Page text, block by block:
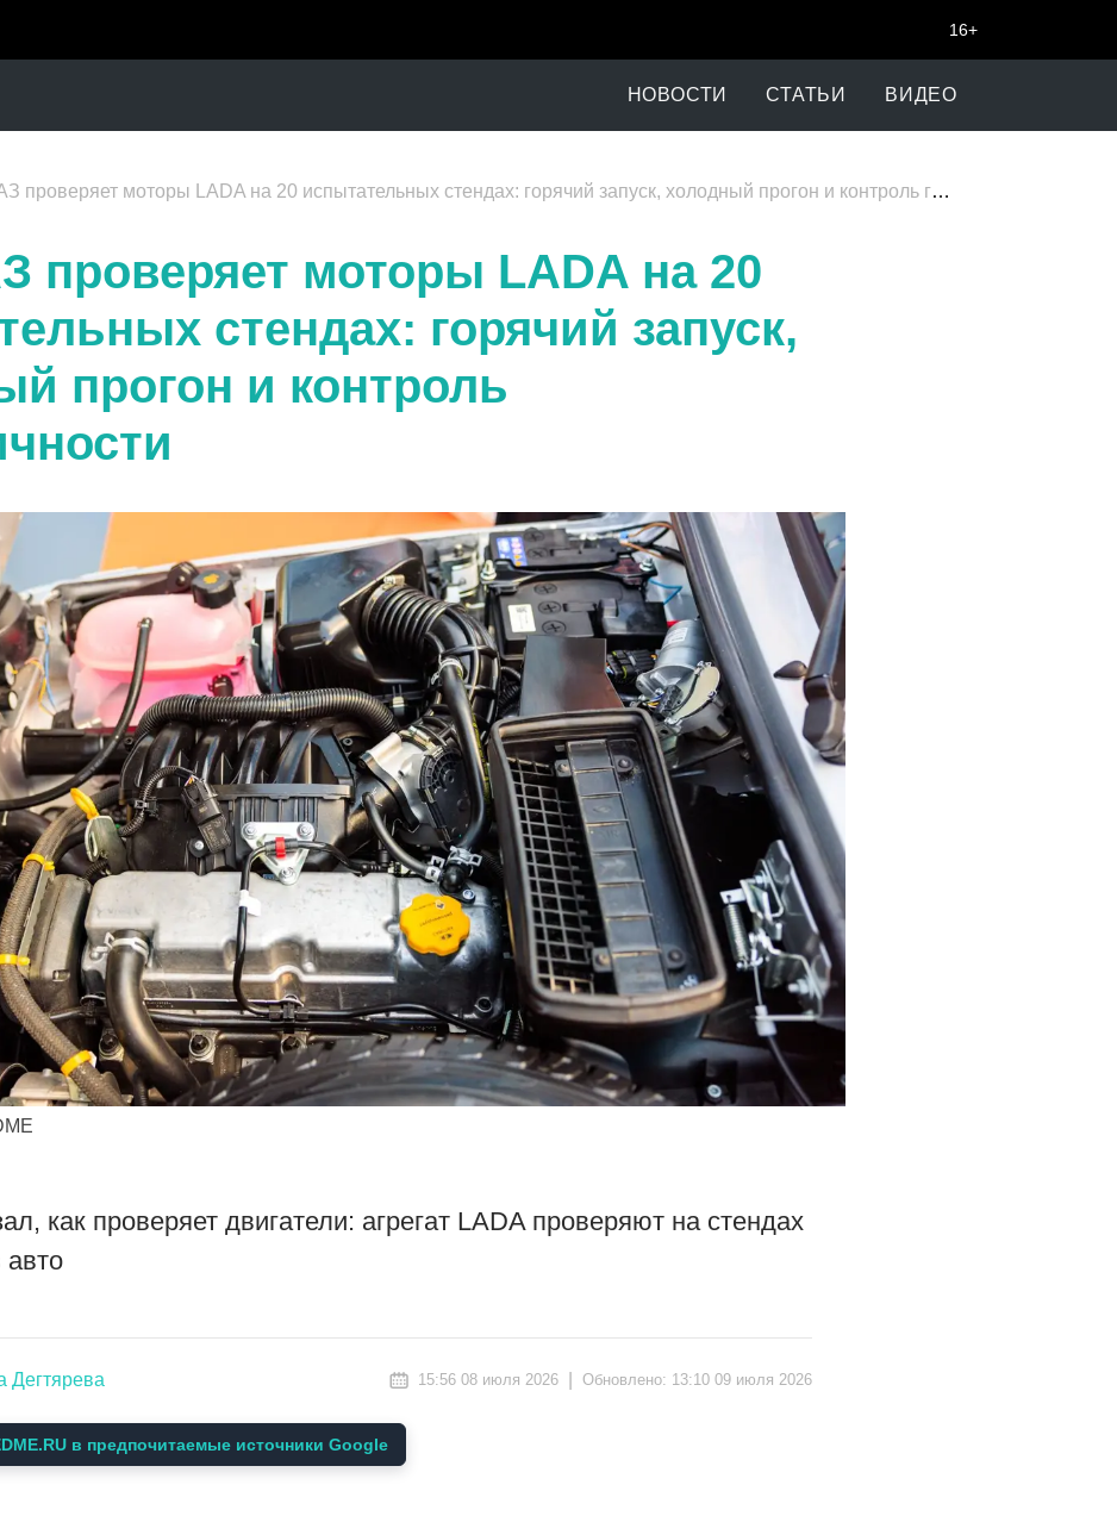
16+
НОВОСТИ СТАТЬИ ВИДЕО
проверяет моторы LADA на 20 испытательных стендах: горячий запуск, холодный прогон и контроль герметичности
проверяет моторы LADA на 20
стендах: горячий запуск,
прогон и контроль
как проверяет двигатели: агрегат LADA проверяют на стендах
авто
Дегтярева 15:56 08 июля 2026 Обновлено: 13:10 09 июля 2026
в предпочитаемые источники Google